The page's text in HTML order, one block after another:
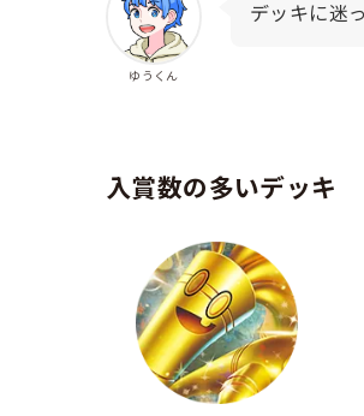
ゆうくん
デッキに迷
入賞数の多いデッキ